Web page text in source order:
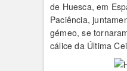
de Huesca, em
Paciência,
gémeo, se
cálice da Última